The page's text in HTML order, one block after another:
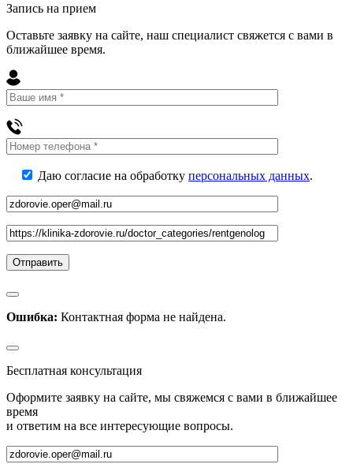
Запись на прием
Оставьте заявку на сайте, наш специалист свяжется с вами в
ближайшее время.
Даю согласие на обработку персональных данных.
Ошибка: Контактная форма не найдена.
Бесплатная консультация
Оформите заявку на сайте, мы свяжемся с вами в ближайшее
время
и ответим на все интересующие вопросы.